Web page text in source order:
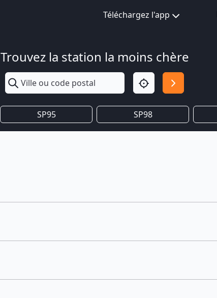
Téléchargez l'app
Trouvez la station la moins chère
SP95 SP98